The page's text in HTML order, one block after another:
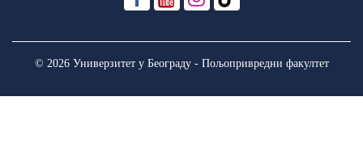
© 2026 Универзитет у Београду - Пољопривредни факултет